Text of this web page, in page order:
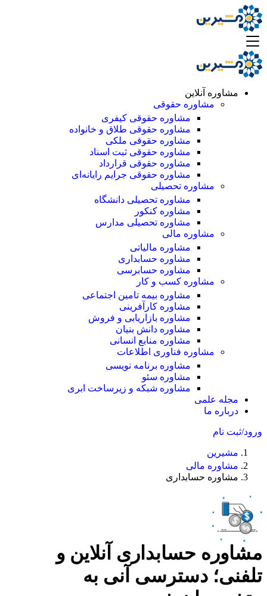
مشاوره آنلاین
مشاوره حقوقی
مشاوره حقوقی کیفری
مشاوره حقوقی طلاق و خانواده
مشاوره حقوقی ملکی
مشاوره حقوقی ثبت اسناد
مشاوره حقوقی قرارداد
مشاوره حقوقی جرایم رایانه‌ای
مشاوره تحصیلی
مشاوره تحصیلی دانشگاه
مشاوره کنکور
مشاوره تحصیلی مدارس
مشاوره مالی
مشاوره مالیاتی
مشاوره حسابداری
مشاوره حسابرسی
مشاوره کسب و کار
مشاوره بیمه تامین اجتماعی
مشاوره کارآفرینی
مشاوره بازاریابی و فروش
مشاوره دانش بنیان
مشاوره منابع انسانی
مشاوره فناوری اطلاعات
مشاوره برنامه نویسی
مشاوره سئو
مشاوره شبکه و زیرساخت ابری
مجله علمی
درباره ما
ورود/ثبت نام
مشیرین
مشاوره مالی
مشاوره حسابداری
مشاوره حسابداری آنلاین و
تلفنی؛ دسترسی آنی به